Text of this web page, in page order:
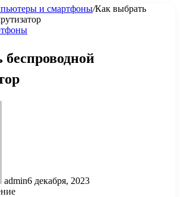
и смартфоны/Как выбрать
admin6 декабря, 2023